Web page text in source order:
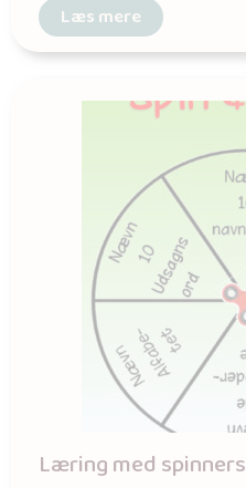
Læs mere
Læring med spinners